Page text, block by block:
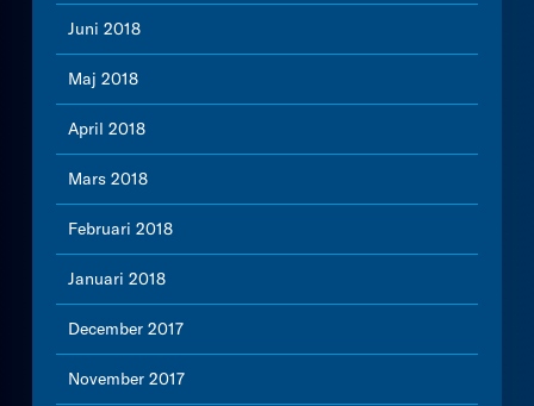
Juni 2018
Maj 2018
April 2018
Mars 2018
Februari 2018
Januari 2018
December 2017
November 2017